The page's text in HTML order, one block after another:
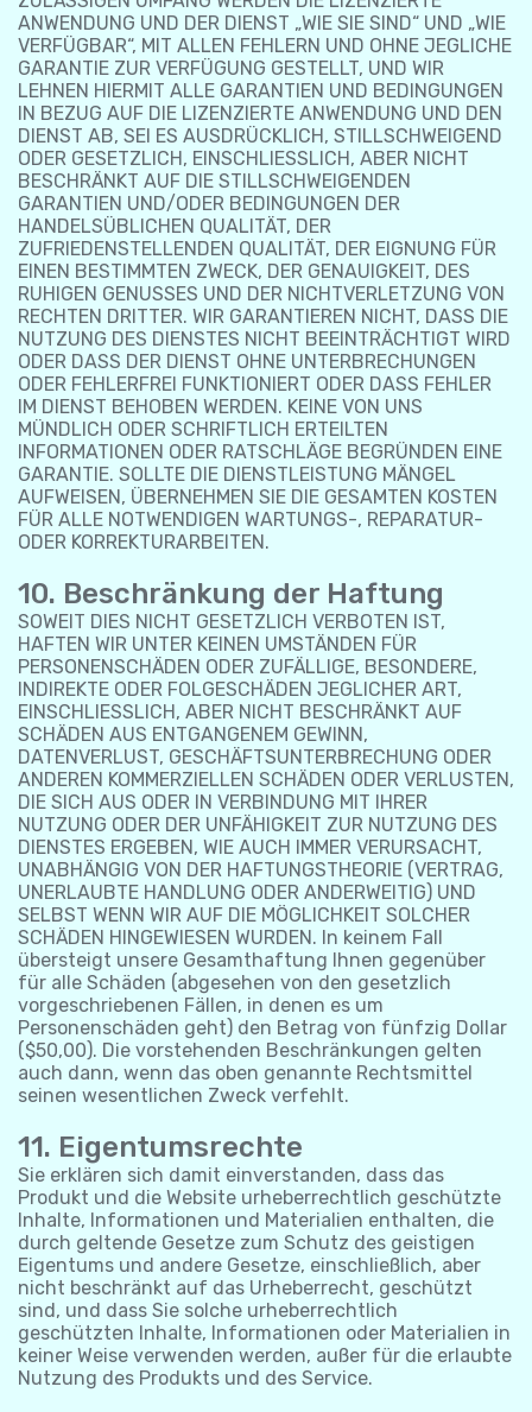
ANWENDUNG UND DER DIENST „WIE SIE SIND“ UND „WIE
VERFÜGBAR“, MIT ALLEN FEHLERN UND OHNE JEGLICHE
GARANTIE ZUR VERFÜGUNG GESTELLT, UND WIR
LEHNEN HIERMIT ALLE GARANTIEN UND BEDINGUNGEN
IN BEZUG AUF DIE LIZENZIERTE ANWENDUNG UND DEN
DIENST AB, SEI ES AUSDRÜCKLICH, STILLSCHWEIGEND
ODER GESETZLICH, EINSCHLIESSLICH, ABER NICHT
BESCHRÄNKT AUF DIE STILLSCHWEIGENDEN
GARANTIEN UND/ODER BEDINGUNGEN DER
HANDELSÜBLICHEN QUALITÄT, DER
ZUFRIEDENSTELLENDEN QUALITÄT, DER EIGNUNG FÜR
EINEN BESTIMMTEN ZWECK, DER GENAUIGKEIT, DES
RUHIGEN GENUSSES UND DER NICHTVERLETZUNG VON
RECHTEN DRITTER. WIR GARANTIEREN NICHT, DASS DIE
NUTZUNG DES DIENSTES NICHT BEEINTRÄCHTIGT WIRD
ODER DASS DER DIENST OHNE UNTERBRECHUNGEN
ODER FEHLERFREI FUNKTIONIERT ODER DASS FEHLER
IM DIENST BEHOBEN WERDEN. KEINE VON UNS
MÜNDLICH ODER SCHRIFTLICH ERTEILTEN
INFORMATIONEN ODER RATSCHLÄGE BEGRÜNDEN EINE
GARANTIE. SOLLTE DIE DIENSTLEISTUNG MÄNGEL
AUFWEISEN, ÜBERNEHMEN SIE DIE GESAMTEN KOSTEN
FÜR ALLE NOTWENDIGEN WARTUNGS-, REPARATUR-
ODER KORREKTURARBEITEN.
10. Beschränkung der Haftung
SOWEIT DIES NICHT GESETZLICH VERBOTEN IST,
HAFTEN WIR UNTER KEINEN UMSTÄNDEN FÜR
PERSONENSCHÄDEN ODER ZUFÄLLIGE, BESONDERE,
INDIREKTE ODER FOLGESCHÄDEN JEGLICHER ART,
EINSCHLIESSLICH, ABER NICHT BESCHRÄNKT AUF
SCHÄDEN AUS ENTGANGENEM GEWINN,
DATENVERLUST, GESCHÄFTSUNTERBRECHUNG ODER
ANDEREN KOMMERZIELLEN SCHÄDEN ODER VERLUSTEN,
DIE SICH AUS ODER IN VERBINDUNG MIT IHRER
NUTZUNG ODER DER UNFÄHIGKEIT ZUR NUTZUNG DES
DIENSTES ERGEBEN, WIE AUCH IMMER VERURSACHT,
UNABHÄNGIG VON DER HAFTUNGSTHEORIE (VERTRAG,
UNERLAUBTE HANDLUNG ODER ANDERWEITIG) UND
SELBST WENN WIR AUF DIE MÖGLICHKEIT SOLCHER
SCHÄDEN HINGEWIESEN WURDEN. In keinem Fall
übersteigt unsere Gesamthaftung Ihnen gegenüber
für alle Schäden (abgesehen von den gesetzlich
vorgeschriebenen Fällen, in denen es um
Personenschäden geht) den Betrag von fünfzig Dollar
($50,00). Die vorstehenden Beschränkungen gelten
auch dann, wenn das oben genannte Rechtsmittel
seinen wesentlichen Zweck verfehlt.
11. Eigentumsrechte
Sie erklären sich damit einverstanden, dass das
Produkt und die Website urheberrechtlich geschützte
Inhalte, Informationen und Materialien enthalten, die
durch geltende Gesetze zum Schutz des geistigen
Eigentums und andere Gesetze, einschließlich, aber
nicht beschränkt auf das Urheberrecht, geschützt
sind, und dass Sie solche urheberrechtlich
geschützten Inhalte, Informationen oder Materialien in
keiner Weise verwenden werden, außer für die erlaubte
Nutzung des Produkts und des Service.